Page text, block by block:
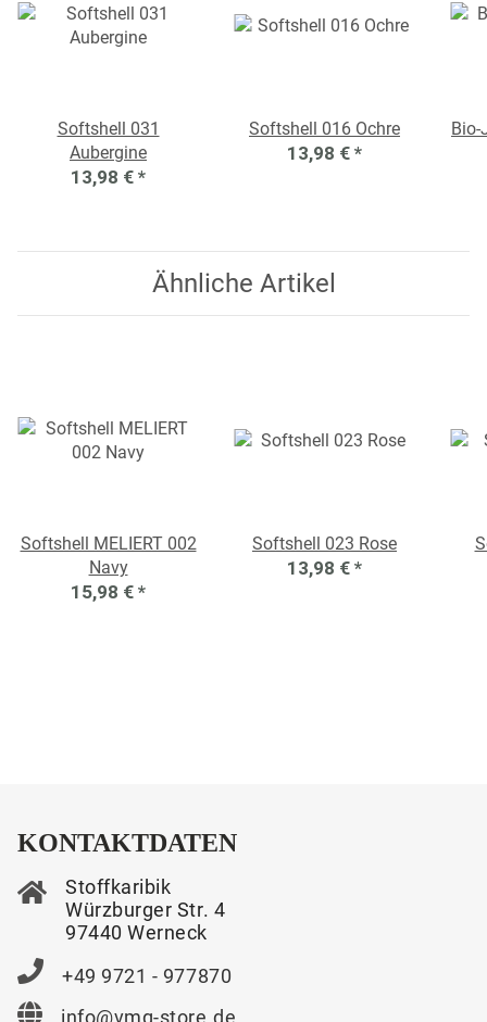
Softshell 031
Aubergine
13,98 € *
Softshell 016 Ochre
13,98 € *
Bio-
Ähnliche Artikel
Softshell MELIERT 002
Navy
15,98 € *
Softshell 023 Rose
13,98 € *
KONTAKTDATEN
Stoffkaribik
Würzburger Str. 4
97440 Werneck
+49 9721 - 977870
info@vmg-store.de